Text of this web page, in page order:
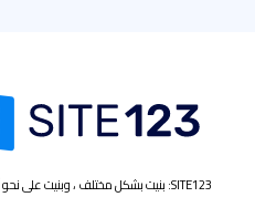
SITE123: بنيت بشكل مختلف ، وبنيت على نحو أفضل.